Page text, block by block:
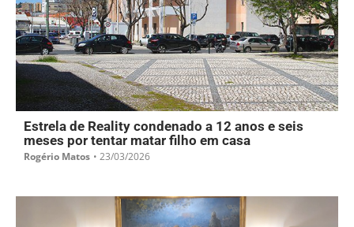
Estrela de Reality condenado a 12 anos e seis
meses por tentar matar filho em casa
Rogério Matos • 23/03/2026